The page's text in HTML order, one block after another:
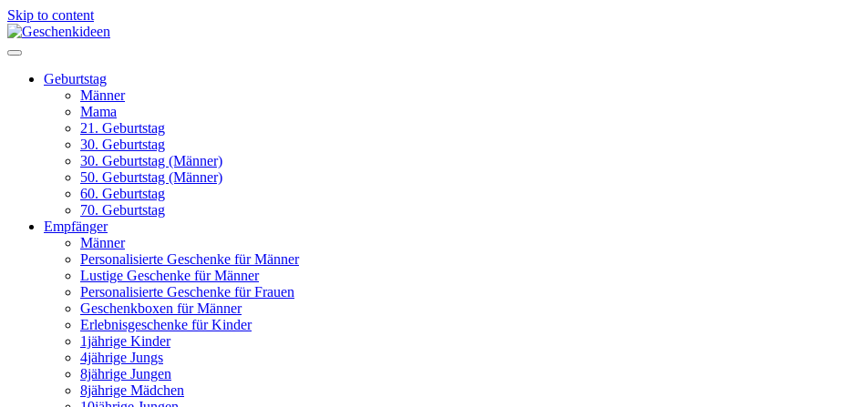
Skip to content
Geburtstag
Männer
Mama
21. Geburtstag
30. Geburtstag
30. Geburtstag (Männer)
50. Geburtstag (Männer)
60. Geburtstag
70. Geburtstag
Empfänger
Männer
Personalisierte Geschenke für Männer
Lustige Geschenke für Männer
Personalisierte Geschenke für Frauen
Geschenkboxen für Männer
Erlebnisgeschenke für Kinder
1jährige Kinder
4jährige Jungs
8jährige Jungen
8jährige Mädchen